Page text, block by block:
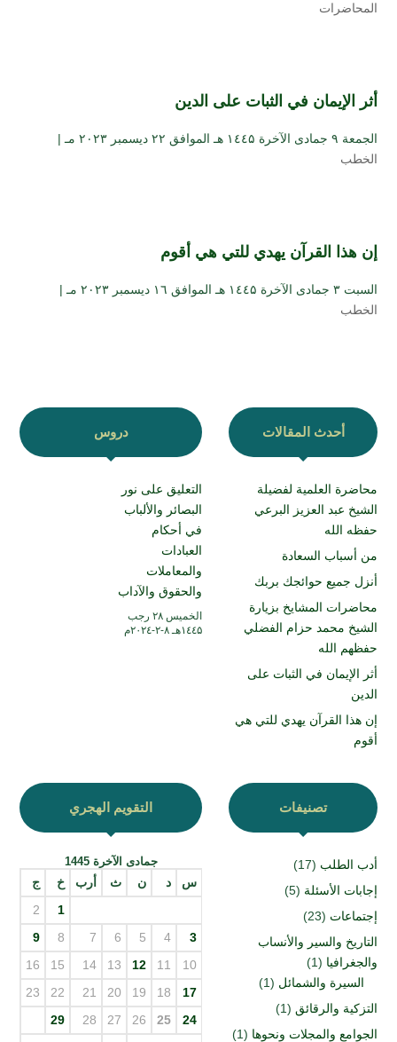
المحاضرات
أثر الإيمان في الثبات على الدين
الجمعة ۹ جمادى الآخرة ۱٤٤۵ هـ الموافق ۲۲ ديسمبر ۲۰۲۳ مـ |
الخطب
إن هذا القرآن يهدي للتي هي أقوم
السبت ۳ جمادى الآخرة ۱٤٤۵ هـ الموافق ۱٦ ديسمبر ۲۰۲۳ مـ |
الخطب
أحدث المقالات
محاضرة العلمية لفضيلة
الشيخ عبد العزيز البرعي
حفظه الله
من أسباب السعادة
أنزل جميع حوائجك بربك
محاضرات المشايخ بزيارة
الشيخ محمد حزام الفضلي
حفظهم الله
أثر الإيمان في الثبات على
الدين
إن هذا القرآن يهدي للتي هي
أقوم
دروس
التعليق على نور
البصائر والألباب
في أحكام
العبادات
والمعاملات
والحقوق والآداب
الخميس ۲۸ رجب
۱٤٤۵هـ ۸-۲-۲۰۲٤م
تصنيفات
أدب الطلب (17)
إجابات الأسئلة (5)
إجتماعات (23)
التاريخ والسير والأنساب
والجغرافيا (1)
السيرة والشمائل (1)
التزكية والرقائق (1)
الجوامع والمجلات ونحوها (1)
التقويم الهجري
جمادى الآخرة 1445
س د ن ث أرب خ ج
1
2
3
4
5
6
7
8
9
10
11
12
13
14
15
16
17
18
19
20
21
22
23
24
25
26
27
28
29